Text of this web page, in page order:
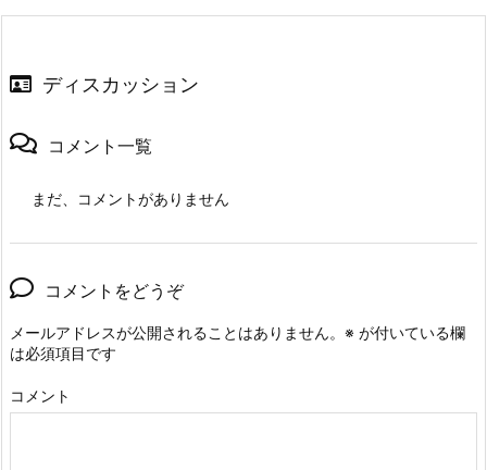
ディスカッション
コメント一覧
まだ、コメントがありません
コメントをどうぞ
メールアドレスが公開されることはありません。 ※ が付いている欄
は必須項目です
コメント